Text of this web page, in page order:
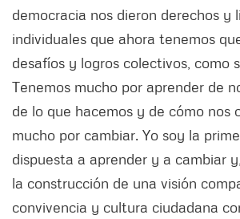
democracia nos dieron derechos y
individuales que ahora tenemos
desafíos y logros colectivos, como
Tenemos mucho por aprender de
de lo que hacemos y de cómo nos
mucho por cambiar. Yo soy la
dispuesta a aprender y a cambiar
la construcción de una visión
convivencia y cultura ciudadana